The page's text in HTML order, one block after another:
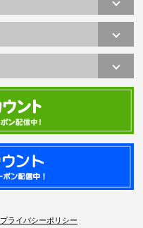
プライバシーポリシー